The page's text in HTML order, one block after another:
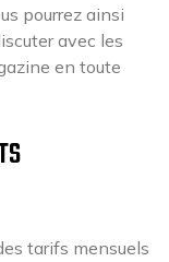
pourrez ainsi
avec les
en toute
tarifs mensuels